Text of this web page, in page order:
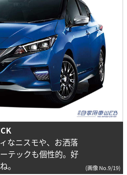
なニスモや、お洒落
テックも個性的。好
。
(画像 No.9/19)